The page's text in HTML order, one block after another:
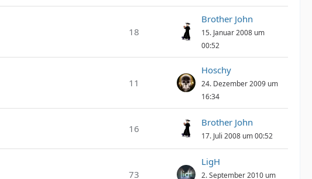
18
Brother John
15. Januar 2008 um
00:52
11
Hoschy
24. Dezember 2009 um
16:34
16
Brother John
17. Juli 2008 um 00:52
73
LigH
2. September 2010 um